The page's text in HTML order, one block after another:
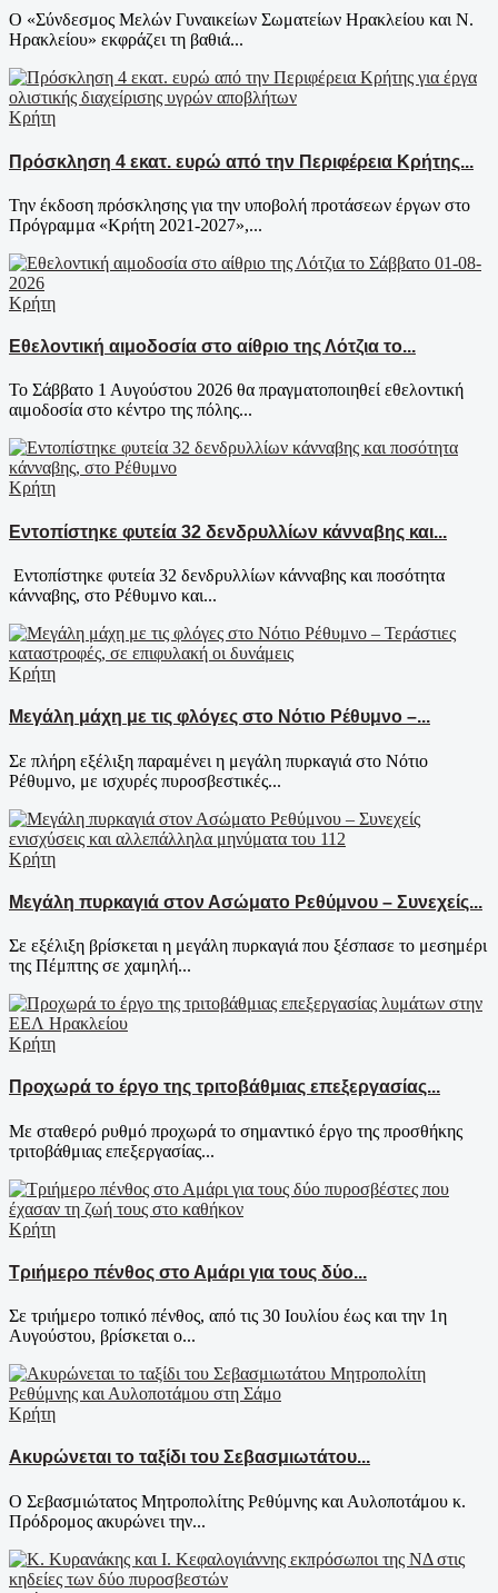
Ο «Σύνδεσμος Μελών Γυναικείων Σωματείων Ηρακλείου και Ν.
Ηρακλείου» εκφράζει τη βαθιά...
Κρήτη
Πρόσκληση 4 εκατ. ευρώ από την Περιφέρεια Κρήτης...
Την έκδοση πρόσκλησης για την υποβολή προτάσεων έργων στο
Πρόγραμμα «Κρήτη 2021-2027»,...
Κρήτη
Εθελοντική αιμοδοσία στο αίθριο της Λότζια το...
Το Σάββατο 1 Αυγούστου 2026 θα πραγματοποιηθεί εθελοντική
αιμοδοσία στο κέντρο της πόλης...
Κρήτη
Εντοπίστηκε φυτεία 32 δενδρυλλίων κάνναβης και...
Εντοπίστηκε φυτεία 32 δενδρυλλίων κάνναβης και ποσότητα
κάνναβης, στο Ρέθυμνο και...
Κρήτη
Μεγάλη μάχη με τις φλόγες στο Νότιο Ρέθυμνο –...
Σε πλήρη εξέλιξη παραμένει η μεγάλη πυρκαγιά στο Νότιο
Ρέθυμνο, με ισχυρές πυροσβεστικές...
Κρήτη
Μεγάλη πυρκαγιά στον Ασώματο Ρεθύμνου – Συνεχείς...
Σε εξέλιξη βρίσκεται η μεγάλη πυρκαγιά που ξέσπασε το μεσημέρι
της Πέμπτης σε χαμηλή...
Κρήτη
Προχωρά το έργο της τριτοβάθμιας επεξεργασίας...
Με σταθερό ρυθμό προχωρά το σημαντικό έργο της προσθήκης
τριτοβάθμιας επεξεργασίας...
Κρήτη
Τριήμερο πένθος στο Αμάρι για τους δύο...
Σε τριήμερο τοπικό πένθος, από τις 30 Ιουλίου έως και την 1η
Αυγούστου, βρίσκεται ο...
Κρήτη
Ακυρώνεται το ταξίδι του Σεβασμιωτάτου...
Ο Σεβασμιώτατος Μητροπολίτης Ρεθύμνης και Αυλοποτάμου κ.
Πρόδρομος ακυρώνει την...